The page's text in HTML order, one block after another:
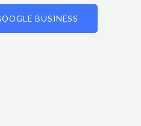
BUSINESS